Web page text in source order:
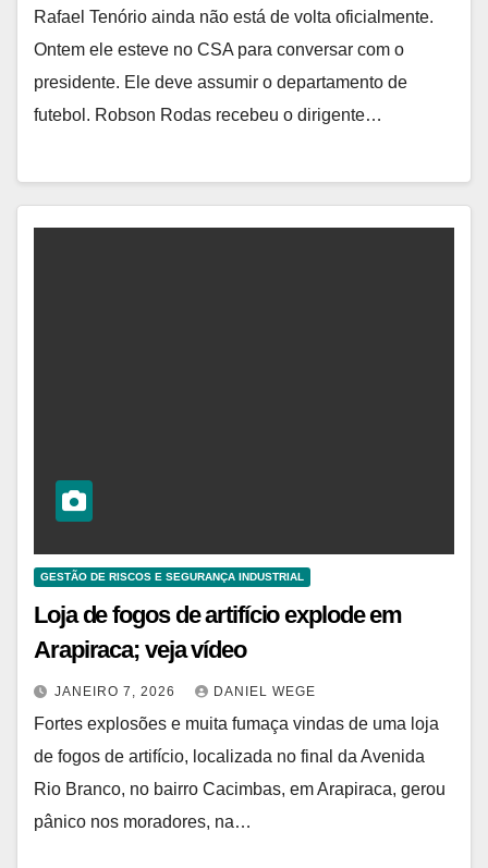
Rafael Tenório ainda não está de volta oficialmente.
Ontem ele esteve no CSA para conversar com o
presidente. Ele deve assumir o departamento de
futebol. Robson Rodas recebeu o dirigente…
GESTÃO DE RISCOS E SEGURANÇA INDUSTRIAL
Loja de fogos de artifício explode em
Arapiraca; veja vídeo
JANEIRO 7, 2026 DANIEL WEGE
Fortes explosões e muita fumaça vindas de uma loja
de fogos de artifício, localizada no final da Avenida
Rio Branco, no bairro Cacimbas, em Arapiraca, gerou
pânico nos moradores, na…